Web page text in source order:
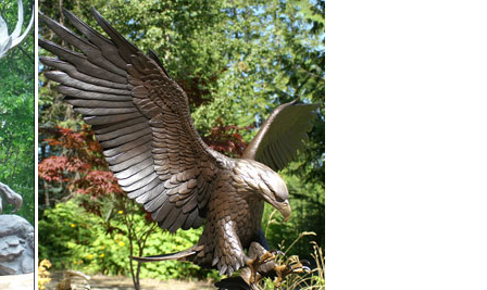
не обращают внимания на животных, которые
и стали пользоваться метро наравне с людьми,
| оптовой цене можно в нашем интернет –
уже даже не тратят- Собак в метро быть не
в Москве 27 октября: столицу заметет